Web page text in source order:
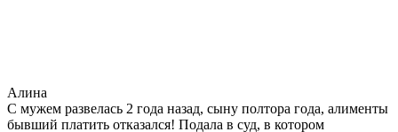
Алина
С мужем развелась 2 года назад, сыну полтора года, алименты
бывший платить отказался! Подала в суд, в котором